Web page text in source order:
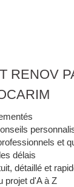
RENOV
et
délais
détaillé et
projet d'A à Z